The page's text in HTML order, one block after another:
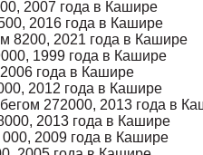
2007 года в Кашире
2016 года в Кашире
8200, 2021 года в Кашире
1999 года в Кашире
года в Кашире
2012 года в Кашире
272000, 2013 года в
2013 года в Кашире
2009 года в Кашире